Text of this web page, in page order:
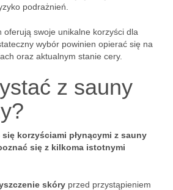
podrażnień.
oferują swoje unikalne korzyści dla
wybór powinien opierać się na
oraz aktualnym stanie cery.
z sauny
korzyściami płynącymi z sauny
się z kilkoma istotnymi
skóry przed przystąpieniem